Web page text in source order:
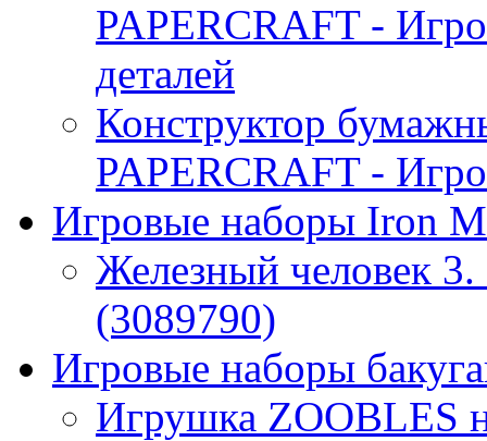
PAPERCRAFT -
деталей
Конструктор
PAPERCRAFT -
Игровые наборы Iron
Железный человек
(3089790)
Игровые наборы
Игрушка ZOOBLES